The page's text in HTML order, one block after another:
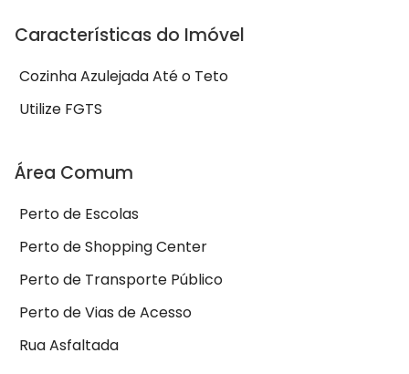
Características do Imóvel
Cozinha Azulejada Até o Teto
Utilize FGTS
Área Comum
Perto de Escolas
Perto de Shopping Center
Perto de Transporte Público
Perto de Vias de Acesso
Rua Asfaltada